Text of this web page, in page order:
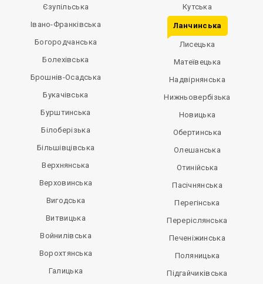
Єзупільська
Івано-Франківська
Богородчанська
Болехівська
Брошнів-Осадська
Букачівська
Бурштинська
Білоберізька
Більшівцівська
Верхнянська
Верховинська
Вигодська
Витвицька
Войнилівська
Ворохтянська
Галицька
Кутська
Ланчинська
Лисецька
Матеївецька
Надвірнянська
Нижньовербізька
Новицька
Обертинська
Олешанська
Отинійська
Пасічнянська
Перегінська
Переріслянська
Печеніжинська
Поляницька
Підгайчиківська